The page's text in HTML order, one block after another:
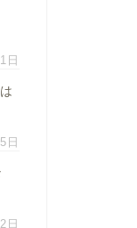
日
日
日